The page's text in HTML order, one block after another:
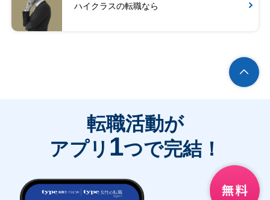
ハイクラスの転職なら
転職活動が
アプリ 1つで完結！